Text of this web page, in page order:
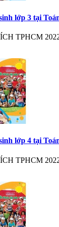
lớp 3 tại
TPHCM
lớp 4 tại
TPHCM